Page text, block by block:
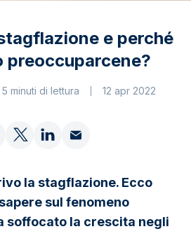
e perché
preoccuparcene?
5 minuti di lettura 12 apr 2022
la stagflazione. Ecco
sul fenomeno
soffocato la crescita negli